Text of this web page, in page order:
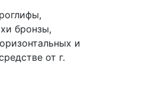
бронзы,
и
от г.